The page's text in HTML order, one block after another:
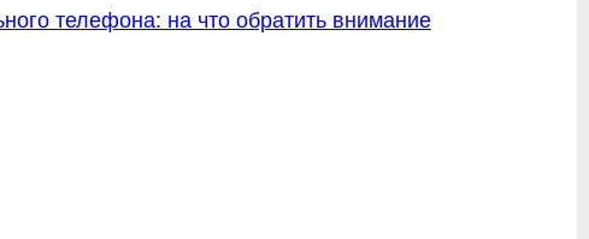
телефона: на что обратить внимание